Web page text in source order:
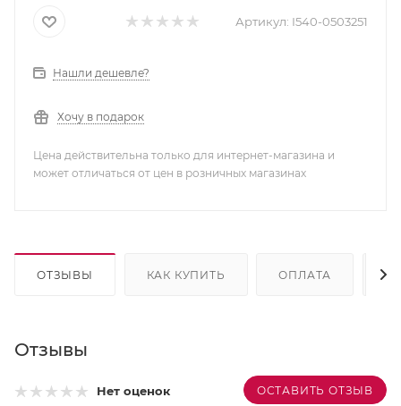
Артикул: I540-0503251
Нашли дешевле?
Хочу в подарок
Цена действительна только для интернет-магазина и
может отличаться от цен в розничных магазинах
ОТЗЫВЫ КАК КУПИТЬ ОПЛАТА
Отзывы
Нет оценок ОСТАВИТЬ ОТЗЫВ